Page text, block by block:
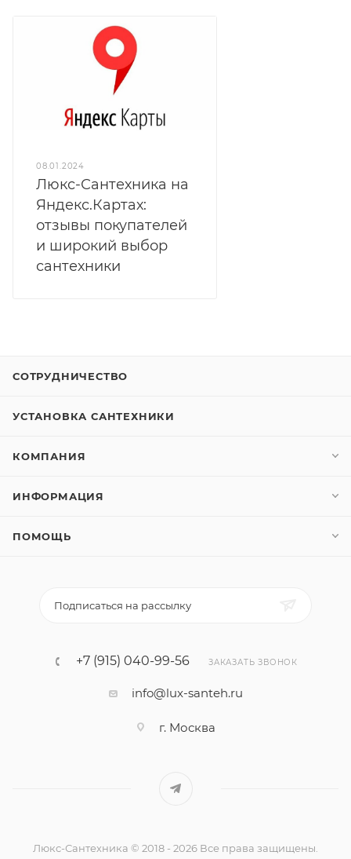
08.01.2024
Люкс-Сантехника на
Яндекс.Картах:
отзывы покупателей
и широкий выбор
сантехники
СОТРУДНИЧЕСТВО
УСТАНОВКА САНТЕХНИКИ
КОМПАНИЯ
ИНФОРМАЦИЯ
ПОМОЩЬ
Подписаться на рассылку
+7 (915) 040-99-56 ЗАКАЗАТЬ ЗВОНОК
info@lux-santeh.ru
г. Москва
Люкс-Сантехника © 2018 - 2026 Все права защищены.